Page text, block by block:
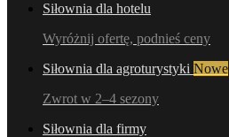
Siłownia dla hotelu
Wyróżnij ofertę, podnieś ceny
Siłownia dla agroturystyki Nowe
Zwrot w 2–4 sezony
Siłownia dla firmy